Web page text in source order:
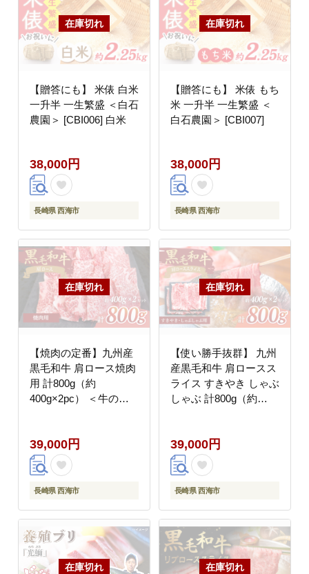
【贈答にも】 米俵 白米
一升半 一生繁盛 ＜白石
農園＞ [CBI006] 白米
38,000円
長崎県 西海市
【贈答にも】 米俵 もち
米 一升半 一生繁盛 ＜
白石農園＞ [CBI007]
38,000円
長崎県 西海市
【焼肉の定番】九州産
黒毛和牛 肩ロース焼肉
用 計800g（約
400g×2pc） ＜牛の店
39,000円
長崎県 西海市
【使い勝手抜群】 九州
産黒毛和牛 肩ロースス
ライス すきやき しゃぶ
しゃぶ 計800g（約
39,000円
長崎県 西海市